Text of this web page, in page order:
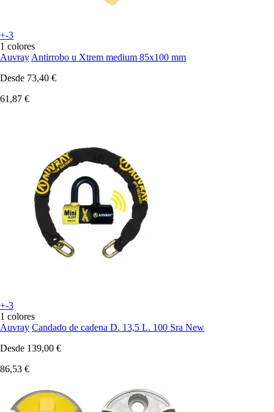
+-3
1 colores
Auvray Antirrobo u Xtrem medium 85x100 mm
Desde 73,40 €
61,87 €
+-3
1 colores
Auvray Candado de cadena D. 13,5 L. 100 Sra New
Desde 139,00 €
86,53 €